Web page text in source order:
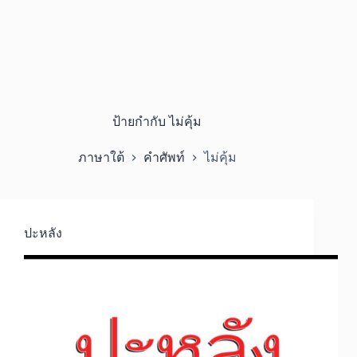
ป้ายกำกับ ไม่คุ้ม
ภาษาใต้ คำศัพท์ ไม่คุ้ม
ปะหลัง